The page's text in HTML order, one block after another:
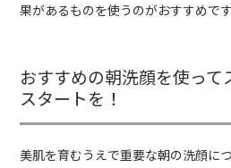
果があるものを使うのがおすすめです
おすすめの朝洗顔を使って
スタートを！
美肌を育むうえで重要な朝の洗顔に